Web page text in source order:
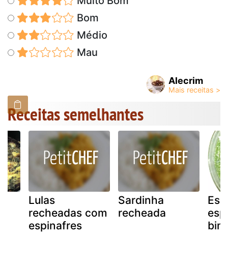
Bom
Médio
Mau
Alecrim
Receitas semelhantes
Lulas
recheadas com
espinafres
Sardinha
recheada